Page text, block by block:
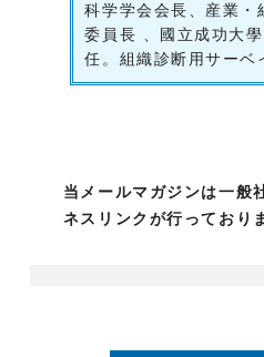
科学学会会長、産業
委員長 、國立成功大
任。組織診断用サー
当メールマガジンは一般
ネスリンクが行っており